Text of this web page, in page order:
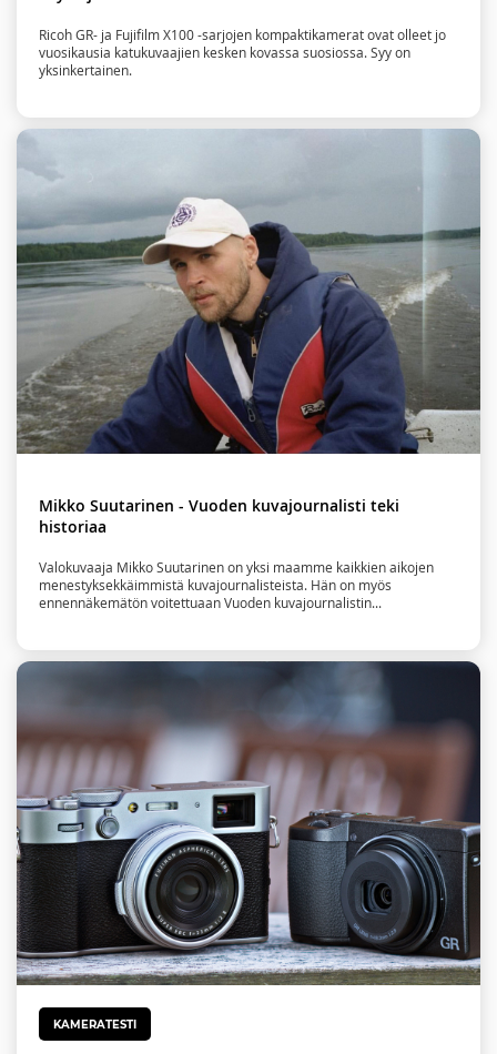
Ricoh GR- ja Fujifilm X100 -sarjojen kompaktikamerat ovat olleet jo
vuosikausia katukuvaajien kesken kovassa suosiossa. Syy on
yksinkertainen.
Mikko Suutarinen - Vuoden kuvajournalisti teki
historiaa
Valokuvaaja Mikko Suutarinen on yksi maamme kaikkien aikojen
menestyksekkäimmistä kuvajournalisteista. Hän on myös
ennennäkemätön voitettuaan Vuoden kuvajournalistin...
KAMERATESTI